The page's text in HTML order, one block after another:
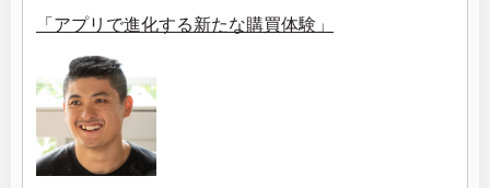
「アプリで進化する新たな購買体験」